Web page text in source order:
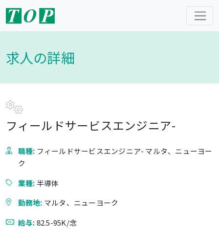
求人の詳細
フィールドサービスエンジニア-
職種: フィールドサービスエンジニア- マルタ、ニューヨー
ク
業種:半導体
勤務地: マルタ、ニューヨーク
給与:82.5-95K/念